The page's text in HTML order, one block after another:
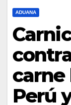
ADUANA
carne
Perú